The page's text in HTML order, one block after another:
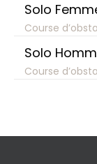
Solo
Course
Solo
Course